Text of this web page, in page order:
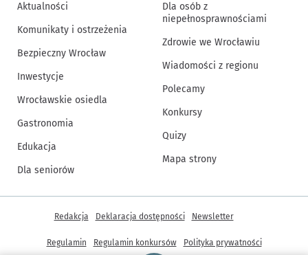
Aktualności
Komunikaty i ostrzeżenia
Bezpieczny Wrocław
Inwestycje
Wrocławskie osiedla
Gastronomia
Edukacja
Dla seniorów
Dla osób z
niepełnosprawnościami
Zdrowie we Wrocławiu
Wiadomości z regionu
Polecamy
Konkursy
Quizy
Mapa strony
Inne informacje
Redakcja Deklaracja dostępności Newsletter
Regulamin Regulamin konkursów Polityka prywatności